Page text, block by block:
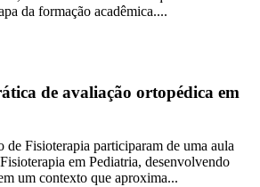
da formação acadêmica....
de avaliação ortopédica em
de Fisioterapia participaram de uma aula
em Pediatria, desenvolvendo
um contexto que aproxima...